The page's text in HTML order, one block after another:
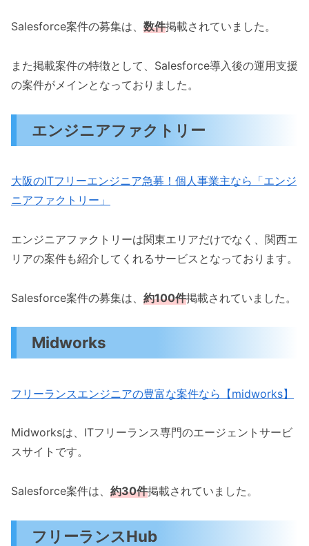
Salesforce案件の募集は、 数件掲載されていました。
また掲載案件の特徴として、Salesforce導入後の運用支援
の案件がメインとなっておりました。
エンジニアファクトリー
大阪のITフリーエンジニア急募！個人事業主なら「エンジ
ニアファクトリー」
エンジニアファクトリーは関東エリアだけでなく、関西エ
リアの案件も紹介してくれるサービスとなっております。
Salesforce案件の募集は、 約100件掲載されていました。
Midworks
フリーランスエンジニアの豊富な案件なら【midworks】
Midworksは、ITフリーランス専門のエージェントサービ
スサイトです。
Salesforce案件は、 約30件掲載されていました。
フリーランスHub